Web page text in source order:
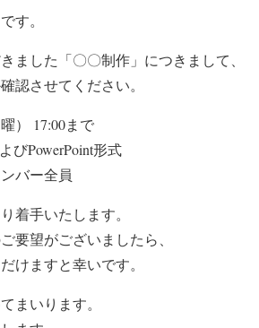
す。
ました「〇〇制作」につきまして、
認させてください。
） 17:00まで
びPowerPoint形式
バー全員
着手いたします。
要望がございましたら、
けますと幸いです。
まいります。